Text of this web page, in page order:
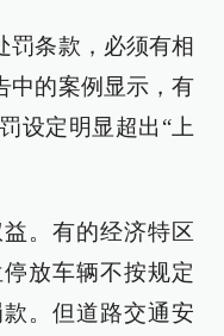
罚条款，必须有相
中的案例显示，有
设定明显超出“上
。有的经济特区
放车辆不按规定
。但道路交通安